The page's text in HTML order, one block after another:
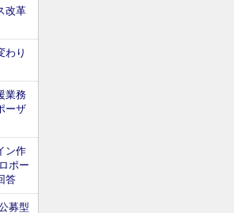
改革
わり
業務
ーザ
ン作
ポー
答
募型